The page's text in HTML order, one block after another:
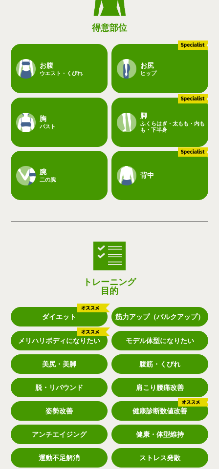
得意部位
お腹
ウエスト・くびれ
お尻
ヒップ
胸
バスト
脚
ふくらはぎ・太もも・内も
も・下半身
腕
二の腕
背中
トレーニング
目的
ダイエット 筋力アップ（バルクアップ）
メリハリボディになりたい モデル体型になりたい
美尻・美脚 腹筋・くびれ
脱・リバウンド 肩こり腰痛改善
姿勢改善 健康診断数値改善
アンチエイジング 健康・体型維持
運動不足解消 ストレス発散